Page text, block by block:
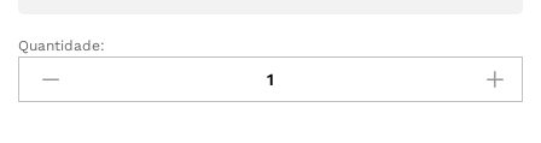
Maquina
Manual
de
Quantidade: